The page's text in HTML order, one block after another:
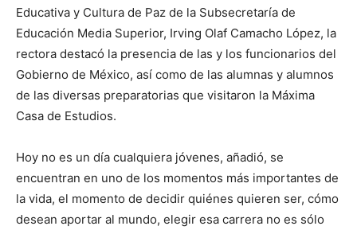
Educativa y Cultura de Paz de la Subsecretaría de
Educación Media Superior, Irving Olaf Camacho López, la
rectora destacó la presencia de las y los funcionarios del
Gobierno de México, así como de las alumnas y alumnos
de las diversas preparatorias que visitaron la Máxima
Casa de Estudios.
Hoy no es un día cualquiera jóvenes, añadió, se
encuentran en uno de los momentos más importantes de
la vida, el momento de decidir quiénes quieren ser, cómo
desean aportar al mundo, elegir esa carrera no es sólo